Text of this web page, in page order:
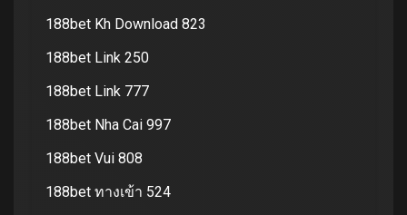
188bet Kh Download 823
188bet Link 250
188bet Link 777
188bet Nha Cai 997
188bet Vui 808
188bet ทางเข้า 524